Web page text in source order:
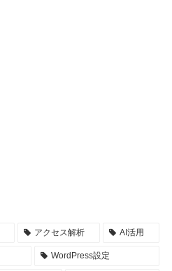
アクセス解析 AI活用
WordPress設定